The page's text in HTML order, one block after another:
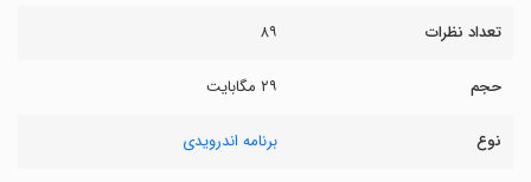
تعداد نظرات ۸۹
حجم ۲۹ مگابایت
نوع برنامه اندرویدی